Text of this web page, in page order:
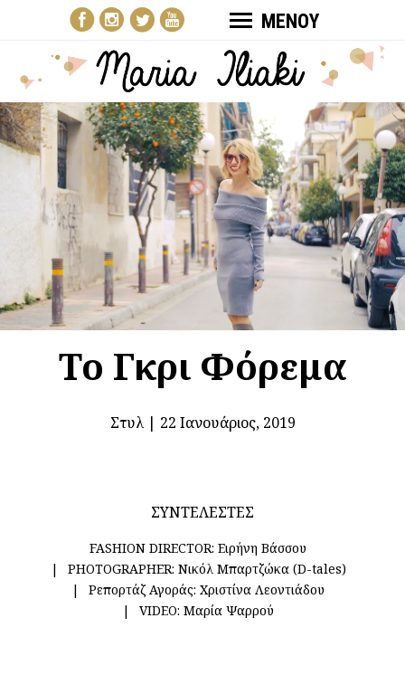
ΜΕΝΟΥ
Το Γκρι Φόρεμα
Στυλ| 22 Ιανουάριος, 2019
ΣΥΝΤΕΛΕΣΤΕΣ
FASHION DIRECTOR: Ειρήνη Βάσσου
PHOTOGRAPHER: Νικόλ Μπαρτζώκα (D-tales)
Ρεπορτάζ Αγοράς: Χριστίνα Λεοντιάδου
VIDEO: Μαρία Ψαρρού